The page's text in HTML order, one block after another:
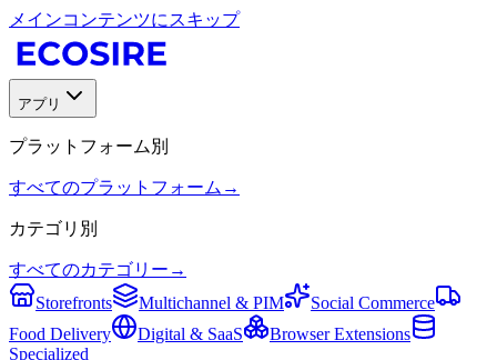
メインコンテンツにスキップ
アプリ
プラットフォーム別
すべてのプラットフォーム →
カテゴリ別
すべてのカテゴリー →
Storefronts
Multichannel & PIM
Social Commerce
Food Delivery
Digital & SaaS
Browser Extensions
Specialized